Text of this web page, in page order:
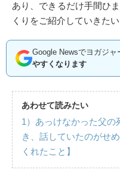
あり、できるだけ手間ひ
くりをご紹介していきたい
Google Newsでヨガジャ
やすくなります
あわせて読みたい
1）あっけなかった父
き、話していたのがせ
くれたこと】